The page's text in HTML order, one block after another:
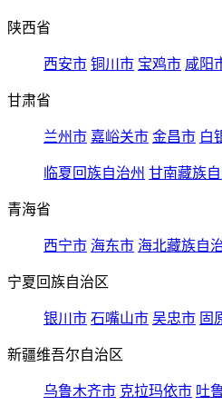
陕西省
西安市 铜川市 宝鸡市 咸阳
甘肃省
兰州市 嘉峪关市 金昌市 白
临夏回族自治州 甘南藏族
青海省
西宁市 海东市 海北藏族自
宁夏回族自治区
银川市 石嘴山市 吴忠市 固
新疆维吾尔自治区
乌鲁木齐市 克拉玛依市 吐